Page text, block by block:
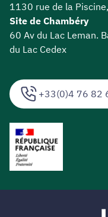
+33(0)4 76 82
1130 rue de la
Site de Chambéry
60 Av du Lac Leman.
du Lac Cedex